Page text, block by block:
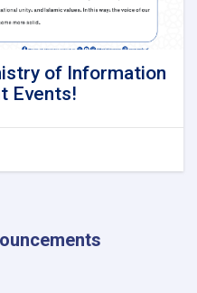
of Information
Events!